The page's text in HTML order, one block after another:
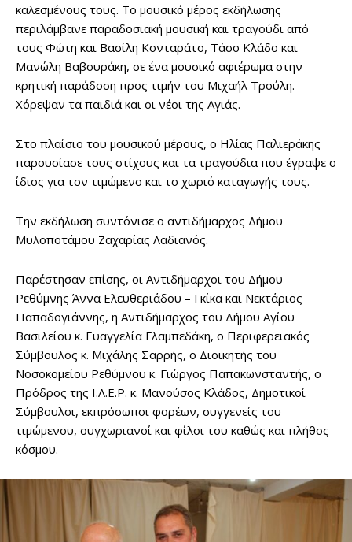
καλεσμένους τους. Το μουσικό μέρος εκδήλωσης
περιλάμβανε παραδοσιακή μουσική και τραγούδι από
τους Φώτη και Βασίλη Κονταράτο, Τάσο Κλάδο και
Μανώλη Βαβουράκη, σε ένα μουσικό αφιέρωμα στην
κρητική παράδοση προς τιμήν του Μιχαήλ Τρούλη.
Χόρεψαν τα παιδιά και οι νέοι της Αγιάς.
Στο πλαίσιο του μουσικού μέρους, ο Ηλίας Παλιεράκης
παρουσίασε τους στίχους και τα τραγούδια που έγραψε ο
ίδιος για τον τιμώμενο και το χωριό καταγωγής τους.
Την εκδήλωση συντόνισε ο αντιδήμαρχος Δήμου
Μυλοποτάμου Ζαχαρίας Λαδιανός.
Παρέστησαν επίσης, οι Αντιδήμαρχοι του Δήμου
Ρεθύμνης Άννα Ελευθεριάδου – Γκίκα και Νεκτάριος
Παπαδογιάννης, η Αντιδήμαρχος του Δήμου Αγίου
Βασιλείου κ. Ευαγγελία Γλαμπεδάκη, ο Περιφερειακός
Σύμβουλος κ. Μιχάλης Σαρρής, ο Διοικητής του
Νοσοκομείου Ρεθύμνου κ. Γιώργος Παπακωνσταντής, ο
Πρόδρος της Ι.Λ.Ε.Ρ. κ. Μανούσος Κλάδος, Δημοτικοί
Σύμβουλοι, εκπρόσωποι φορέων, συγγενείς του
τιμώμενου, συγχωριανοί και φίλοι του καθώς και πλήθος
κόσμου.